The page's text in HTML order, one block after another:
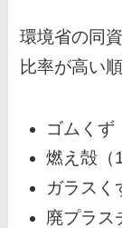
環境省の同
比率が高い順
ゴムくず
燃え殻（
ガラスく
廃プラス